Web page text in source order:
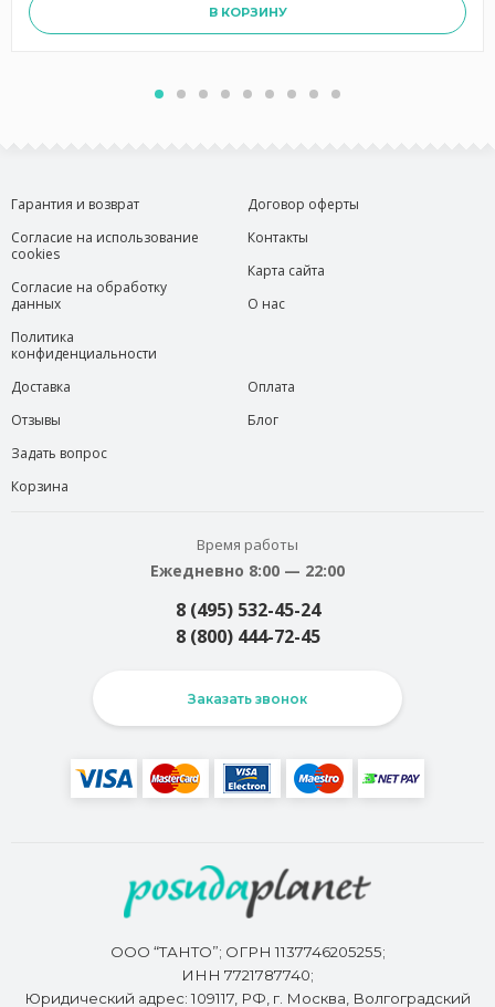
В КОРЗИНУ
Гарантия и возврат
Согласие на использование
cookies
Согласие на обработку
данных
Политика
конфиденциальности
Договор оферты
Контакты
Карта сайта
О нас
Доставка
Отзывы
Задать вопрос
Корзина
Оплата
Блог
Время работы
Ежедневно 8:00 — 22:00
8 (495) 532-45-24
8 (800) 444-72-45
Заказать звонок
ООО “ТАНТО”; ОГРН 1137746205255;
ИНН 7721787740;
Юридический адрес: 109117, РФ, г. Москва, Волгоградский